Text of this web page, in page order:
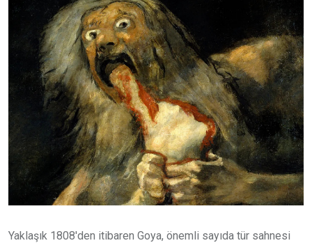
Yaklaşık 1808'den itibaren Goya, önemli sayıda tür sahnesi